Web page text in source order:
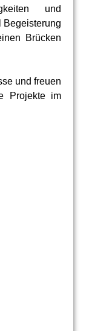
und
Begeisterung
Brücken
und freuen
Projekte im